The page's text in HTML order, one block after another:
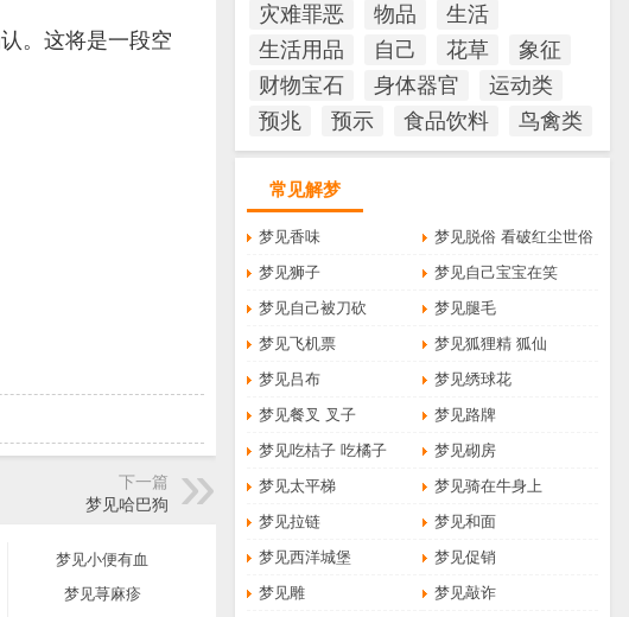
灾难罪恶
物品
生活
生活用品
自己 花草
象征
财物宝石
身体器官
运动类
预兆
预示 食品饮料 鸟禽类
常见解梦
梦见香味
梦见脱俗 看破红尘世俗
梦见狮子
梦见自己宝宝在笑
梦见自己被刀砍
梦见腿毛
梦见飞机票
梦见狐狸精 狐仙
梦见吕布
梦见绣球花
梦见餐叉 叉子
梦见路牌
梦见吃桔子 吃橘子
梦见砌房
梦见太平梯
梦见骑在牛身上
梦见拉链
梦见和面
梦见西洋城堡
梦见促销
梦见雕
梦见敲诈
。这将是一段空
下一篇
梦见哈巴狗
梦见小便有血
梦见荨麻疹